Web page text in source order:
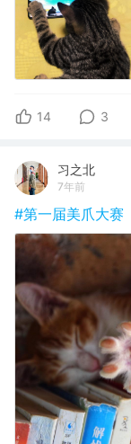
14 3
习之北
7年前
#第一届美爪大赛